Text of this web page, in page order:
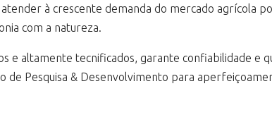
à crescente demanda do mercado agrícola
com a natureza.
e altamente tecnificados, garante confiabilidade e
Pesquisa & Desenvolvimento para